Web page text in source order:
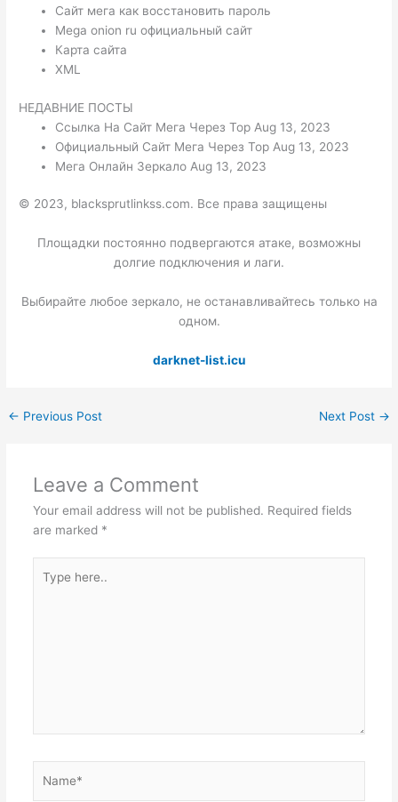
Сайт мега как восстановить пароль
Mega onion ru официальный сайт
Карта сайта
XML
НЕДАВНИЕ ПОСТЫ
Ссылка На Сайт Мега Через Тор Aug 13, 2023
Официальный Сайт Мега Через Тор Aug 13, 2023
Мега Онлайн Зеркало Aug 13, 2023
© 2023, blacksprutlinkss.com. Все права защищены
Площадки постоянно подвергаются атаке, возможны
долгие подключения и лаги.
Выбирайте любое зеркало, не останавливайтесь только на
одном.
darknet-list.icu
← Previous Post Next Post →
Leave a Comment
Your email address will not be published. Required fields
are marked *
here..